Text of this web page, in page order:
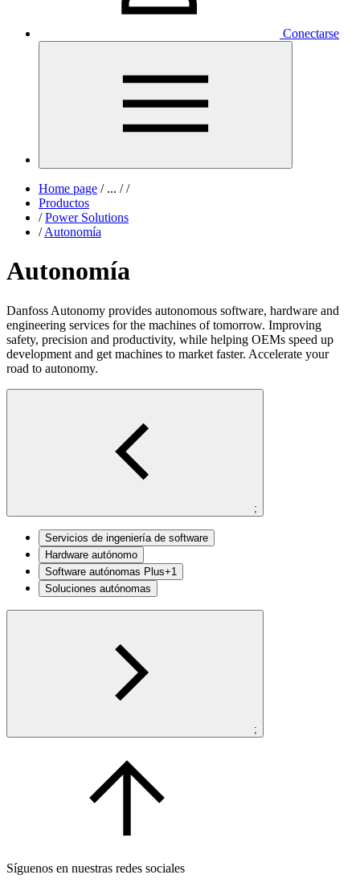
Conectarse
Home page /... / /
Productos
/ Power Solutions
/ Autonomía
Autonomía
Danfoss Autonomy provides autonomous software, hardware and
engineering services for the machines of tomorrow. Improving
safety, precision and productivity, while helping OEMs speed up
development and get machines to market faster. Accelerate your
road to autonomy.
;
Servicios de ingeniería de software
Hardware autónomo
Software autónomas Plus+1
Soluciones autónomas
;
Síguenos en nuestras redes sociales